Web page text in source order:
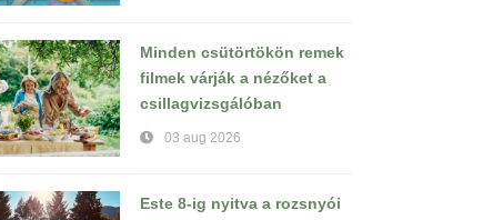
Minden csütörtökön remek
filmek várják a nézőket a
csillagvizsgálóban
03 aug 2026
Este 8-ig nyitva a rozsnyói